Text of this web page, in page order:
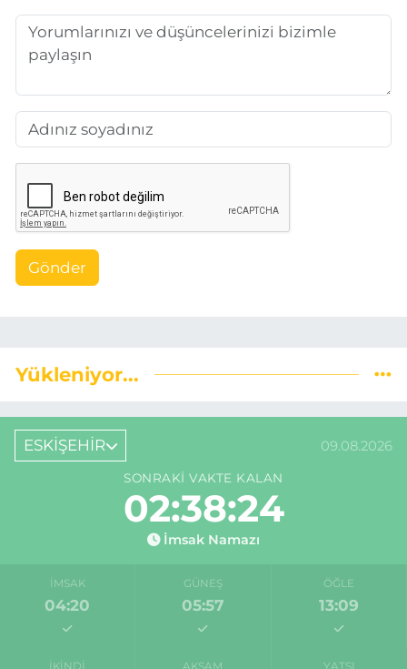
Gönder
Yükleniyor...
ESKİŞEHİR 09.08.2026
SONRAKI VAKTE KALAN
02:38:23
İmsak Namazı
İMSAK
04:20
GÜNEŞ
05:57
ÖĞLE
13:09
İKINDI AKŞAM YATSI